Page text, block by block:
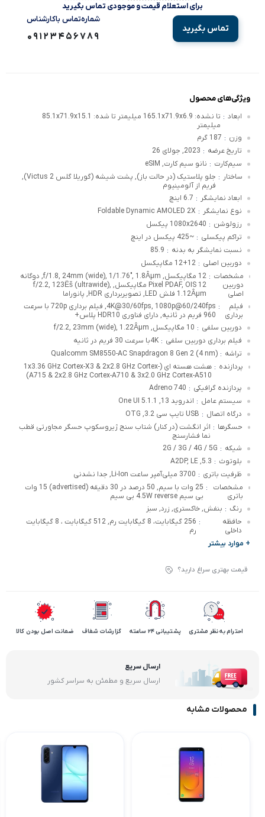
برای استعلام قیمت و موجودی تماس بگیرید
تماس بگیرید
شماره‌تماس‌ با‌کارشناس
09123456789
ویژگی‌های محصول
ابعاد :
تا نشده: 165.1x71.9x6.9 میلیمتر تا شده: 85.1x71.9x15.1
میلیمتر
وزن : 187 گرم
تاریخ عرضه : 2023, جولای 26
سیم‌کارت : نانو سیم کارت, eSIM
ساختار :
جلو پلاستیک (در حالت باز), پشت شیشه (گوریلا گلس Victus 2),
فریم از آلومینیوم
ابعاد نمایشگر : 6.7 اینچ
نوع نمایشگر :
Foldable Dynamic AMOLED 2X
رزولوشن : 1080x2640 پیکسل
تراکم پیکسلی : ~425 پیکسل در اینچ
نسبت نمایشگر به بدنه :
85.9
دوربین اصلی : 12+12 مگاپیکسل
مشخصات
دوربین
اصلی
:
12 مگاپیکسل, f/1.8, 24mm (wide), 1/1.76", 1.8Âµm, دوگانه
Pixel PDAF, OIS 12 مگاپیکسل, f/2.2, 123Ëš (ultrawide),
1.12Âµm فلش LED, تصویربرداری HDR, پانوراما
فیلم
برداری
:
4K@30/60fps, 1080p@60/240fps, فیلم برداری 720p با سرعت
960 فریم در ثانیه, دارای فناوری HDR10 پلاس+
دوربین سلفی : 10 مگاپیکسل, f/2.2, 23mm (wide), 1.22Âµm
فیلم برداری دوربین سلفی : 4Kبا سرعت 30 فریم در ثانیه
تراشه :
Qualcomm SM8550-AC Snapdragon 8 Gen 2 (4 nm)
پردازنده :
هشت هسته ای (1x3.36 GHz Cortex-X3 & 2x2.8 GHz Cortex-
A715 & 2x2.8 GHz Cortex-A710 & 3x2.0 GHz Cortex-A510)
پردازنده گرافیکی :
Adreno 740
سیستم عامل : اندروید 13, One UI 5.1.1
درگاه اتصال : USB تایپ سی 3.2, OTG
حسگرها : اثر انگشت (در کنار) شتاب سنج ژیروسکوپ حسگر مجاورتی قطب
نما فشارسنج
شیکه :
2G / 3G / 4G / 5G
بلوتوث :
5.3, A2DP, LE
ظرفیت باتری : 3700 میلی‌آمپر ساعت Li-Ion, جدا نشدنی
مشخصات
باتری
:
25 وات با سیم, 50 درصد در 30 دقیقه (advertised) 15 وات
بی سیم 4.5W reverse بی سیم
رنگ : بنفش, خاکستری, زرد, سبز
حافظه
داخلی
:
256 گیگابایت، 8 گیگابایت رم, 512 گیگابایت ، 8 گیگابایت
رم
+ موارد بیشتر
قیمت بهتری سراغ دارید؟
احترام به نظر مشتری پشتیبانی 24 ساعته گزارشات شفاف ضمانت اصل بودن کالا
ارسال سریع
ارسال سریع و مطمئن به سراسر کشور
محصولات مشابه